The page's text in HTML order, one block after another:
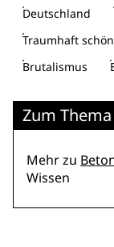
Deutschland
Traumhaft schön
Brutalismus
Zum Thema
Mehr zu
Wissen